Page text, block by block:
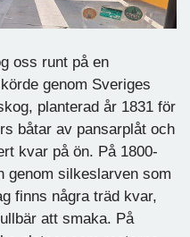
oss runt på en
genom Sveriges
planterad år 1831 för
båtar av pansarplåt och
kvar på ön. På 1800-
genom silkeslarven som
finns några träd kvar,
att smaka. På